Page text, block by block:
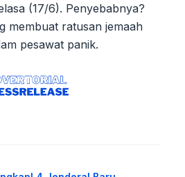
(17/6). Penyebabnya?
membuat ratusan jemaah
pesawat panik.